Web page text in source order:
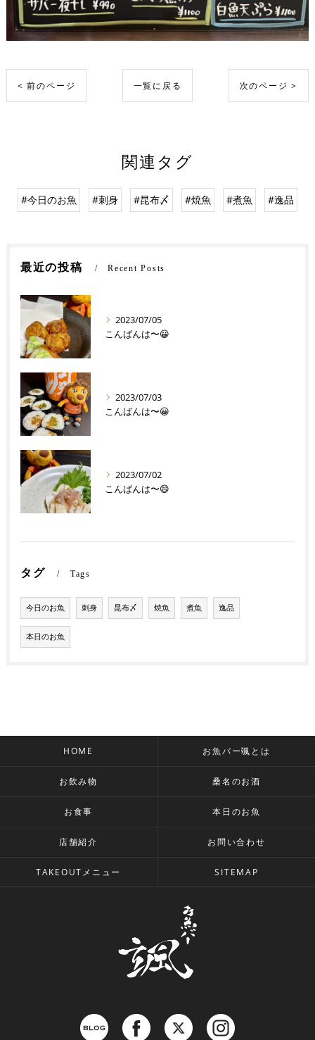
< 前のページ 一覧に戻る 次のページ >
関連タグ
#今日のお魚 #刺身 #昆布〆 #焼魚 #煮魚 #逸品
最近の投稿 Recent Posts
2023/07/05
こんばんは〜😀
2023/07/03
こんばんは〜😀
2023/07/02
こんばんは〜😄
タグ Tags
今日のお魚 刺身 昆布〆 焼魚 煮魚 逸品
本日のお魚
HOME お魚バー颯とは
お飲み物 桑名のお酒
お食事 本日のお魚
店舗紹介 お問い合わせ
TAKEOUTメニュー SITEMAP